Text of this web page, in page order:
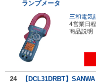
ランプメータ
三和電気
4営業日
商品説明
24
【DCL31DRBT】